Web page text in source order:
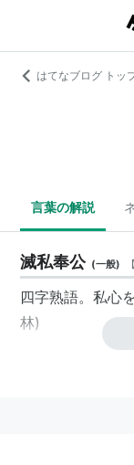
はてなブログ トッ
言葉の解説
滅私奉公 (一般)
四字熟語。私心
林)